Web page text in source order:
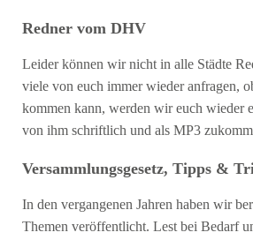
Redner vom DHV
Leider können wir nicht in alle Städte
viele von euch immer wieder anfragen,
kommen kann, werden wir euch wieder
von ihm schriftlich und als MP3
Versammlungsgesetz, Tipps &
In den vergangenen Jahren haben wir
Themen veröffentlicht. Lest bei Bedarf